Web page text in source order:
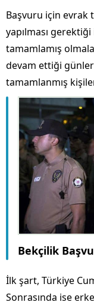
Başvuru için evrak
yapılması
tamamlamış
devam ettiği
tamamlanmış
Bekçilik
İlk şart, Türkiye
Sonrasında ise